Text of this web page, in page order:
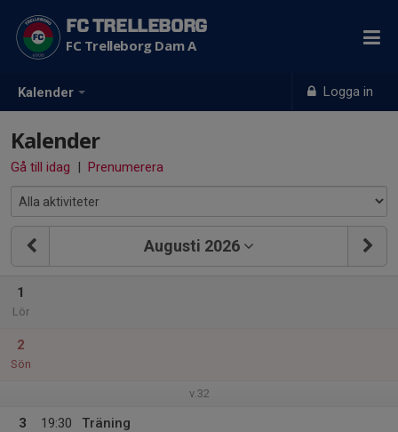
Kalender Logga in
FC TRELLEBORG
FC Trelleborg Dam A
Kalender
Gå till idag | Prenumerera
Augusti 2026
1
Lör
2
Sön
v.32
3
19:30
Träning